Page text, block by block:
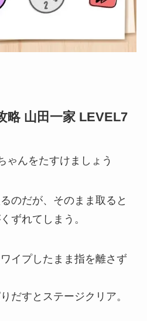
略 山田一家 LEVEL7
ゃんをたすけましょう
のだが、そのまま取ると
ずれてしまう。
イプしたまま指を離さず
だすとステージクリア。